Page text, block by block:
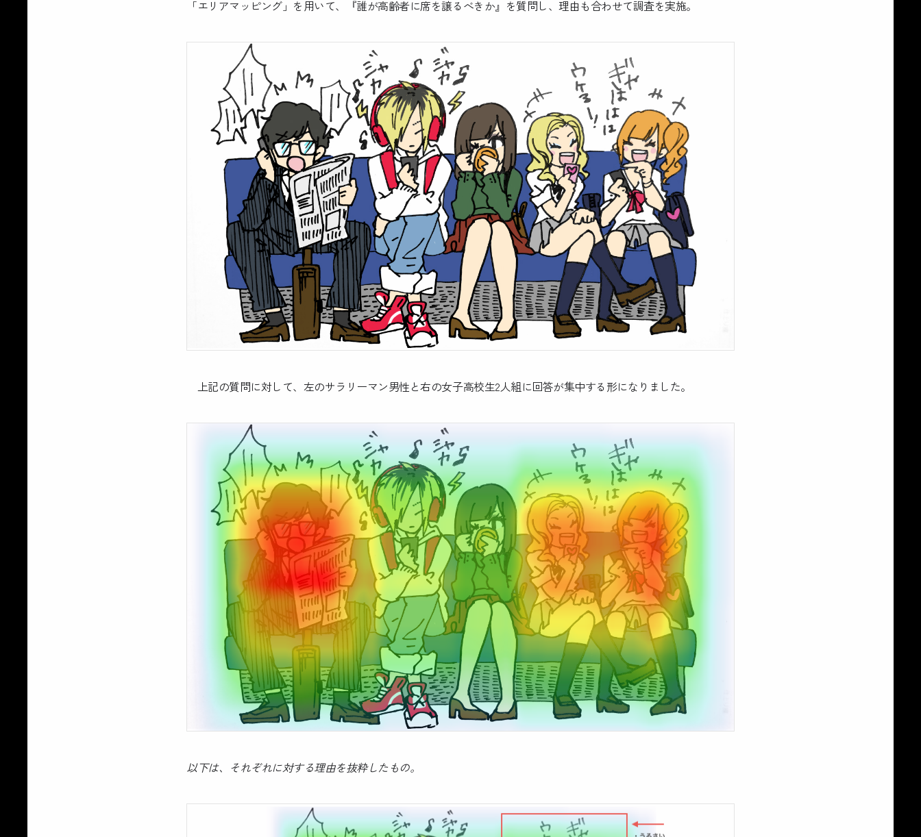
「エリアマッピング」を用いて、『誰が高齢者に席を譲るべきか』を質問し、理由も合わせて調査を実施。
上記の質問に対して、左のサラリーマン男性と右の女子高校生2人組に回答が集中する形になりました。
以下は、それぞれに対する理由を抜粋したもの。